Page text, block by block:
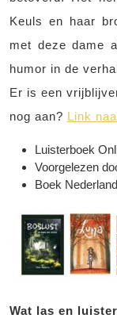
Keuls en haar
met deze dame
humor in de
Er is een
nog aan? Link
Luisterboek
Voorgelezen
Boek
Wat las en